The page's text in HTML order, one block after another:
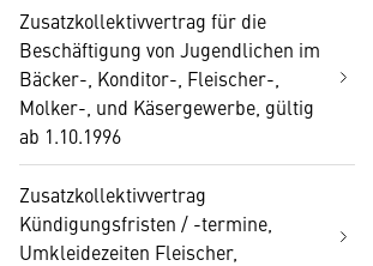
Zusatzkollektivvertrag für die
Beschäftigung von Jugendlichen im
Bäcker-, Konditor-, Fleischer-,
Molker-, und Käsergewerbe, gültig
ab 1.10.1996
Zusatzkollektivvertrag
Kündigungsfristen / -termine,
Umkleidezeiten Fleischer,